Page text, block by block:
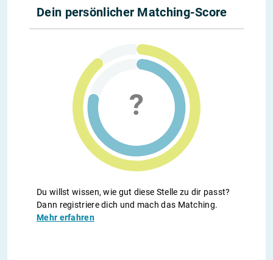
Dein persönlicher Matching-Score
Du willst wissen, wie gut diese Stelle zu dir passt?
Dann registriere dich und mach das Matching.
Mehr erfahren